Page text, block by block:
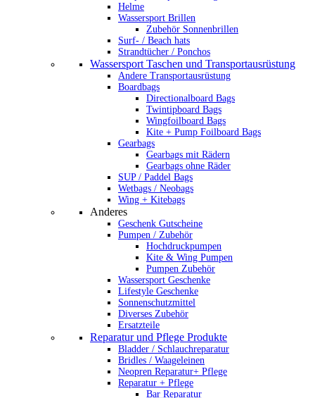
Helme
Wassersport Brillen
Zubehör Sonnenbrillen
Surf- / Beach hats
Strandtücher / Ponchos
Wassersport Taschen und Transportausrüstung
Andere Transportausrüstung
Boardbags
Directionalboard Bags
Twintipboard Bags
Wingfoilboard Bags
Kite + Pump Foilboard Bags
Gearbags
Gearbags mit Rädern
Gearbags ohne Räder
SUP / Paddel Bags
Wetbags / Neobags
Wing + Kitebags
Anderes
Geschenk Gutscheine
Pumpen / Zubehör
Hochdruckpumpen
Kite & Wing Pumpen
Pumpen Zubehör
Wassersport Geschenke
Lifestyle Geschenke
Sonnenschutzmittel
Diverses Zubehör
Ersatzteile
Reparatur und Pflege Produkte
Bladder / Schlauchreparatur
Bridles / Waageleinen
Neopren Reparatur+ Pflege
Reparatur + Pflege
Bar Reparatur